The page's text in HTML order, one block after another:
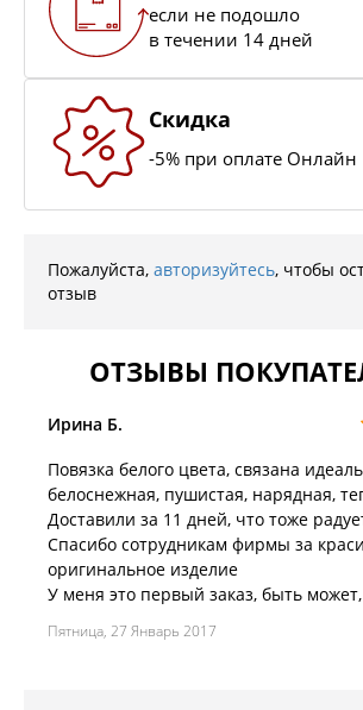
если не подошло
в течении 14 дней
Скидка
-5% при оплате Онлайн
Пожалуйста, авторизуйтесь, чтобы
отзыв
ОТЗЫВЫ
Ирина Б.
Повязка белого цвета, связана
белоснежная, пушистая, нарядная,
Доставили за 11 дней, что тоже
Спасибо сотрудникам фирмы за
оригинальное изделие
У меня это первый заказ, быть
Пятница, 27 Январь 2017